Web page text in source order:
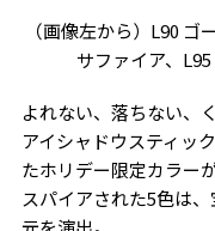
（画像左から）L90
サファイア、
よれない、落ちない、
アイシャドウスティッ
たホリデー限定カラー
スパイアされた5色は